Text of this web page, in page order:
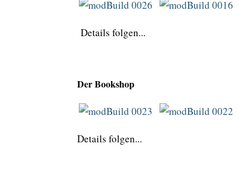
Details folgen...
Der Bookshop
Details folgen...